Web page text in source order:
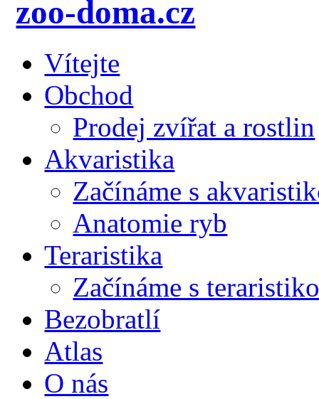
zoo-doma.cz
Vítejte
Obchod
Prodej zvířat a rostlin
Akvaristika
Začínáme s
Anatomie ryb
Teraristika
Začínáme s
Bezobratlí
Atlas
O nás